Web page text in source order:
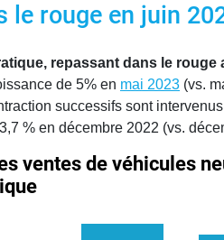
le rouge en juin
repassant dans le rouge
de 5% en mai 2023 (vs.
successifs sont
% en décembre 2022 (vs.